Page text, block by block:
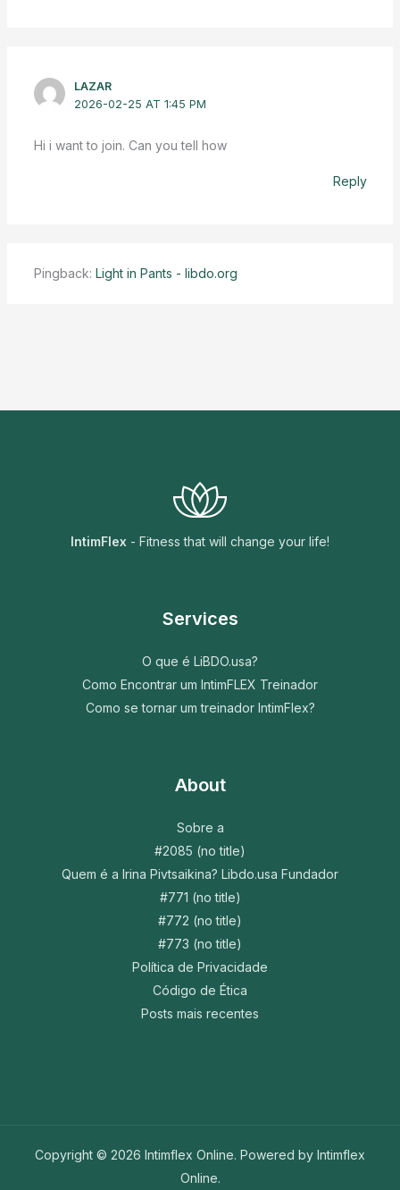
LAZAR
2026-02-25 AT 1:45 PM
Hi i want to join. Can you tell how
Reply
Pingback: Light in Pants - libdo.org
IntimFlex - Fitness that will change your life!
Services
O que é LiBDO.usa?
Como Encontrar um IntimFLEX Treinador
Como se tornar um treinador IntimFlex?
About
Sobre a
#2085 (no title)
Quem é a Irina Pivtsaikina? Libdo.usa Fundador
#771 (no title)
#772 (no title)
#773 (no title)
Política de Privacidade
Código de Ética
Posts mais recentes
Copyright © 2026 Intimflex Online. Powered by Intimflex
Online.